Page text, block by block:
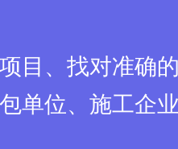
目、找对准确
单位、施工企